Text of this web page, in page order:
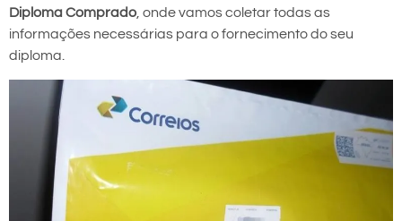
Diploma Comprado, onde vamos coletar todas as
informações necessárias para o fornecimento do seu
diploma.